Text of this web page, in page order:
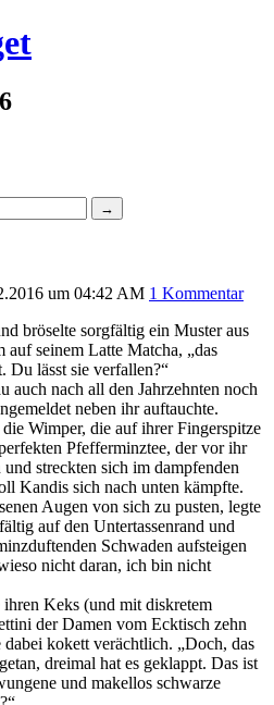
um 04:42 AM 1 Kommentar
bröselte sorgfältig ein Muster aus
seinem Latte Matcha, „das
Du lässt sie verfallen?“
auch nach all den Jahrzehnten noch
neben ihr auftauchte.
Wimper, die auf ihrer Fingerspitze
Pfefferminztee, der vor ihr
streckten sich im dampfenden
Kandis sich nach unten kämpfte.
Augen von sich zu pusten, legte
auf den Untertassenrand und
Schwaden aufsteigen
nicht daran, ich bin nicht
Keks (und mit diskretem
der Damen vom Ecktisch zehn
kokett verächtlich. „Doch, das
dreimal hat es geklappt. Das ist
und makellos schwarze